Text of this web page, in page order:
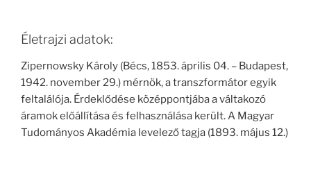
Életrajzi adatok:
Zipernowsky Károly (Bécs, 1853. április 04. – Budapest,
1942. november 29.) mérnök, a transzformátor egyik
feltalálója. Érdeklődése középpontjába a váltakozó
áramok előállítása és felhasználása került. A Magyar
Tudományos Akadémia levelező tagja (1893. május 12.)